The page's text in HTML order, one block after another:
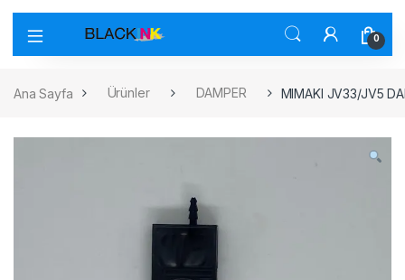
0
Ana Sayfa Ürünler DAMPER MIMAKI JV33/JV5